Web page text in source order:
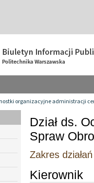
organizacyjne administracji
Dział ds.
Spraw
Zakres działań
Kierownik